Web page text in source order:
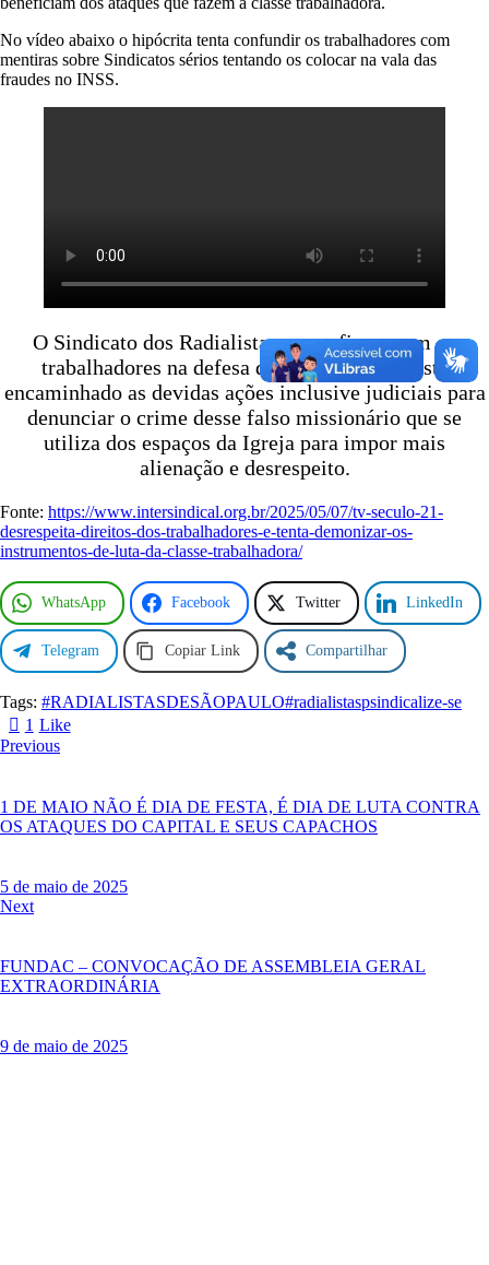
O
S
I
T
A
S
S
T
R
A
B
A
H
A
D
A
No vídeo abaixo o hipócrita tenta confundir os trabalhadores com
mentiras sobre Sindicatos sérios tentando os colocar na vala das
fraudes no INSS.
O Sindicato dos Radialistas segue firme com os
trabalhadores na defesa de seus direitos e está
encaminhado as devidas ações inclusive judiciais para
denunciar o crime desse falso missionário que se
utiliza dos espaços da Igreja para impor mais
alienação e desrespeito.
Fonte: https://www.intersindical.org.br/2025/05/07/tv-seculo-21-
desrespeita-direitos-dos-trabalhadores-e-tenta-demonizar-os-
instrumentos-de-luta-da-classe-trabalhadora/
WhatsApp Facebook Twitter LinkedIn
Telegram Copiar Link Compartilhar
Tags: #RADIALISTASDESÃOPAULO#radialistaspsindicalize-se
1 Like
Previous
1 DE MAIO NÃO É DIA DE FESTA, É DIA DE LUTA CONTRA
OS ATAQUES DO CAPITAL E SEUS CAPACHOS
5 de maio de 2025
Next
FUNDAC – CONVOCAÇÃO DE ASSEMBLEIA GERAL
EXTRAORDINÁRIA
9 de maio de 2025